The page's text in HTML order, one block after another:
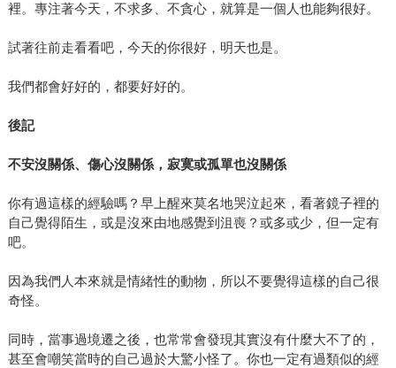
裡。專注著今天，不求多、不貪心，就算是一個人也能夠很好。
試著往前走看看吧，今天的你很好，明天也是。
我們都會好好的，都要好好的。
後記
不安沒關係、傷心沒關係，寂寞或孤單也沒關係
你有過這樣的經驗嗎？早上醒來莫名地哭泣起來，看著鏡子裡的
自己覺得陌生，或是沒來由地感覺到沮喪？或多或少，但一定有
吧。
因為我們人本來就是情緒性的動物，所以不要覺得這樣的自己很
奇怪。
同時，當事過境遷之後，也常常會發現其實沒有什麼大不了的，
甚至會嘲笑當時的自己過於大驚小怪了。你也一定有過類似的經